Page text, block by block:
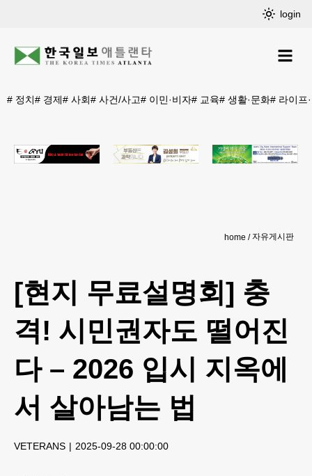
login
# 정치# 경제# 사회# 사건/사고# 이민·비자# 교육# 생활·문화# 라이프
home 자유게시판
[현지 무료설명회] 충
격! 시민권자도 떨어진
다 – 2026 입시 지옥에
서 살아남는 법
VETERANS 2025-09-28 00:00:00